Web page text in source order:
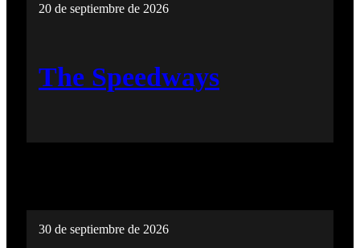
20 de septiembre de 2026
The Speedways
30 de septiembre de 2026